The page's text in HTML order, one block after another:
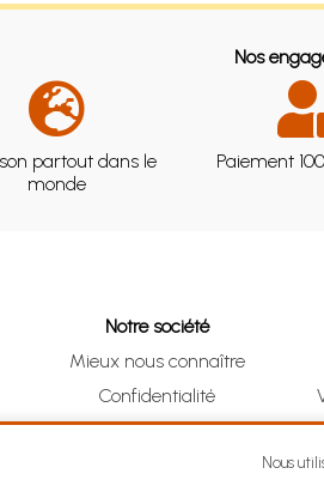
Nos
partout dans le
monde
Paiement
Notre société
Mieux nous connaître
Confidentialité
CGV
Nous